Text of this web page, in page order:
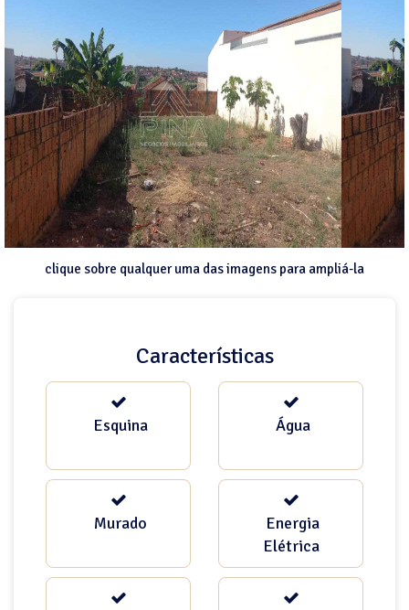
clique sobre qualquer uma das imagens para ampliá-la
Características
Esquina Água
Murado
Energia
Elétrica